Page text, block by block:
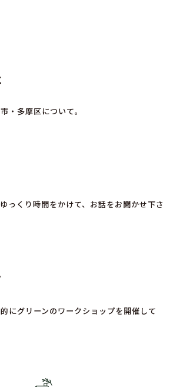
・多摩区について。
っくり時間をかけて、お話をお聞かせ下さ
にグリーンのワークショップを開催して